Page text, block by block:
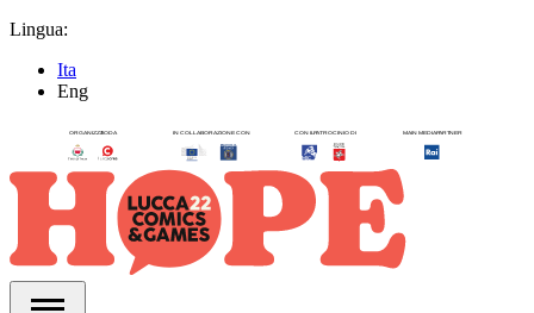
Lingua:
Ita
Eng